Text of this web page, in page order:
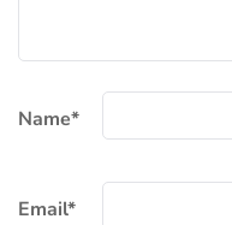
Name*
Email*